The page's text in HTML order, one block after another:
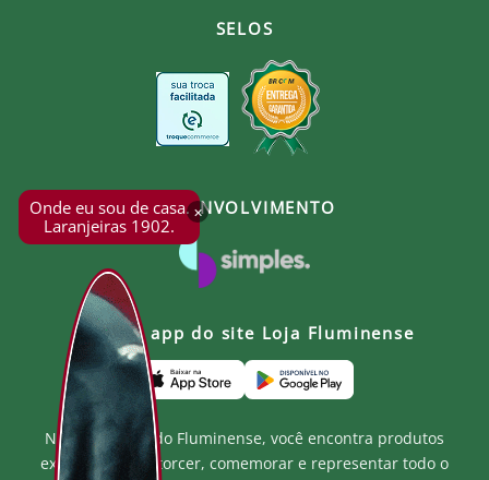
×
Onde eu sou de casa.
Laranjeiras 1902.
Na Loja Oficial do Fluminense, você encontra produtos
exclusivos para torcer, comemorar e representar todo o
SELOS
DESENVOLVIMENTO
Baixe o app do site Loja Fluminense